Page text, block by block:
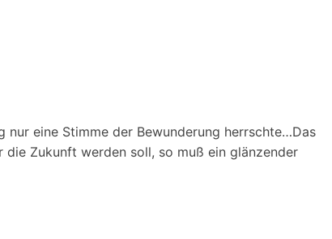
nur eine Stimme der Bewunderung herrschte…Das
Zukunft werden soll, so muß ein glänzender